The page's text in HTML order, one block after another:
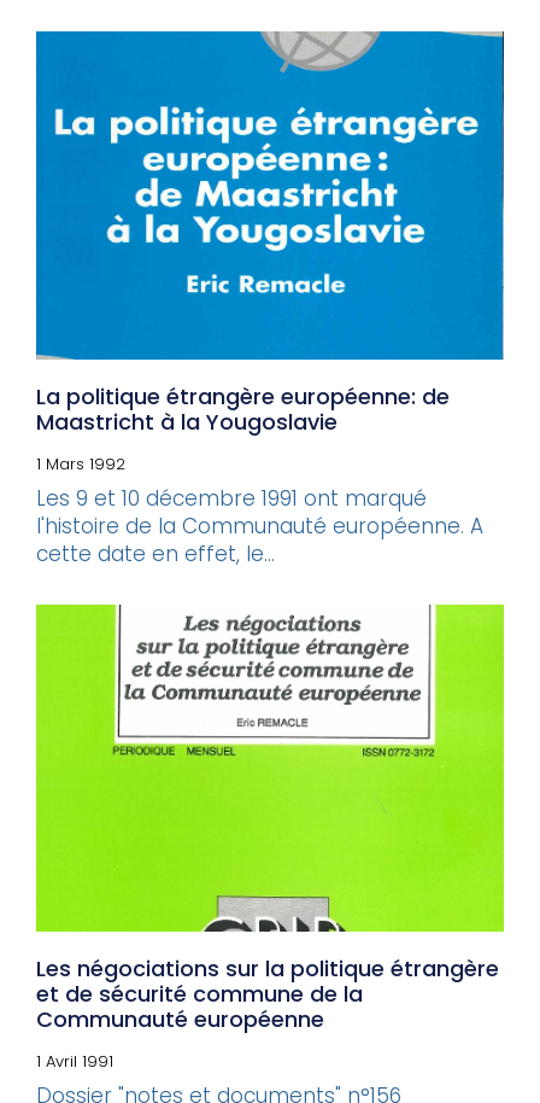
La politique étrangère européenne: de
Maastricht à la Yougoslavie
1 Mars 1992
Les 9 et 10 décembre 1991 ont marqué
l'histoire de la Communauté européenne. A
cette date en effet, le...
Les négociations sur la politique étrangère
et de sécurité commune de la
Communauté européenne
1 Avril 1991
Dossier "notes et documents" n°156